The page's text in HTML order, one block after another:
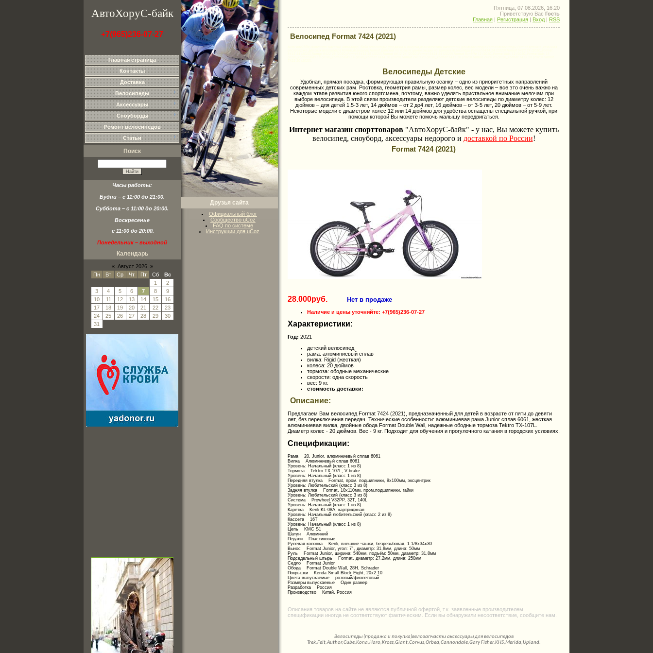
АвтоХоруС-байк
+7(965)236-07-27
Главная страница
Контакты
Доставка
Велосипеды
Аксессуары
Сноуборды
Ремонт велосипедов
Статьи
Поиск
Часы работы:
Будни – с 11:00 до 21:00.
Суббота – с 11:00 до 20:00.
Воскресенье
с 11:00 до 20:00.
Понедельник – выходной
Календарь
« Август 2026 »
Пн
Вт Ср Чт Пт Сб
Вс
1
2
3
4 5 6 7 8
9
10
11 12 13 14 15
16
17
18 19 20 21 22
23
24
25 26 27 28 29
30
31
Друзья сайта
Официальный блог
Сообщество uCoz
FAQ по системе
Инструкции для uCoz
Пятница, 07.08.2026, 16:20
Приветствую Вас Гость
Главная | Регистрация | Вход | RSS
Велосипед Format 7424 (2021)
Велосипеды Детские
Удобная, прямая посадка, формирующая правильную осанку – одно из приоритетных направлений
современных детских рам. Ростовка, геометрия рамы, размер колес, вес модели – все это очень важно на
каждом этапе развития юного спортсмена, поэтому, важно уделять пристальное внимание мелочам при
выборе велосипеда. В этой связи производители разделяют детские велосипеды по диаметру колес: 12
дюймов – для детей 1.5-3 лет, 14 дюймов – от 2 до4 лет, 16 дюймов – от 3-5 лет, 20 дюймов – от 5-9 лет.
Некоторые модели с диаметром колес 12 или 14 дюймов для удобства оснащены специальной ручкой, при
помощи которой Вы можете помочь малышу передвигаться.
Интернет магазин спорттоваров "АвтоХоруС-байк" - у нас, Вы можете купить
велосипед, сноуборд, аксессуары недорого и доставкой по России!
Format 7424 (2021)
28.000руб. Нет в продаже
Наличие и цены уточняйте: +7(965)236-07-27
Характеристики:
Год: 2021
детский велосипед
рама: алюминиевый сплав
вилка: Rigid (жесткая)
колеса: 20 дюймов
тормоза: ободные механические
скорости: одна скорость
вес: 9 кг.
стоимость доставки:
Описание:
Предлагаем Вам велосипед Format 7424 (2021), предназначенный для детей в возрасте от пяти до девяти
лет, без переключения передач. Технические особенности: алюминиевая рама Junior сплав 6061, жесткая
алюминиевая вилка, двойные обода Format Double Wall, надежные ободные тормоза Tektro TX-107L.
Диаметр колес - 20 дюймов. Вес - 9 кг. Подходит для обучения и прогулочного катания в городских условиях.
Спецификации:
Рама 20, Junior, алюминиевый сплав 6061
Вилка Алюминиевый сплав 6061
Уровень: Начальный (класс 1 из 8)
Тормоза Tektro TX-107L, V-brake
Уровень: Начальный (класс 1 из 8)
Передняя втулка Format, пром. подшипники, 9x100мм, эксцентрик
Уровень: Любительский (класс 3 из 8)
Задняя втулка Format, 10x110мм, пром.подшипники, гайки
Уровень: Любительский (класс 3 из 8)
Система Prowheel V32PP, 32T, 140L
Уровень: Начальный (класс 1 из 8)
Каретка Kenli KL-08A, картриджная
Уровень: Начальный любительский (класс 2 из 8)
Кассета 16T
Уровень: Начальный (класс 1 из 8)
Цепь KMC S1
Шатун Алюминий
Педали Пластиковые
Рулевая колонка Kenli, внешние чашки, безрезьбовая, 1 1/8x34x30
Вынос Format Junior, угол: 7°, диаметр: 31,8мм, длина: 50мм
Руль Format Junior, ширина: 540мм, подъём: 50мм, диаметр: 31,8мм
Подседельный штырь Format, диаметр: 27,2мм, длина: 250мм
Седло Format Junior
Обода Format Double Wall, 28Н, Schrader
Покрышки Kenda Small Block Eight, 20x2.10
Цвета выпускаемые розовый/фиолетовый
Размеры выпускаемые Один размер
Разработка Россия
Производство Китай, Россия
Описания товаров на сайте не являются публичной офертой, т.к. заявленные производителем
спецификации иногда не соответствуют фактическим. Если вы обнаружили несоответствие, сообщите нам.
Велосипеды (продажа и покупка)велозапчасти аксессуары для велосипедов
Trek,Felt,Author,Cube,Kona,Haro,Kross,Giant,Corvus,Orbea,Cannondale,Gary Fisher,KHS,Merida,Upland.